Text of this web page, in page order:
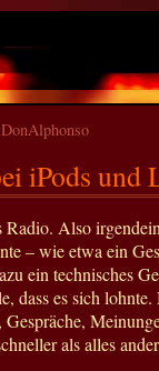
iPods und
Also
– wie etwa ein
ein technisches
dass es sich
als alles